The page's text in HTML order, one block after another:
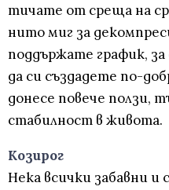
тичате от среща на
нито миг за
поддържате график,
да си създадете по-
донесе повече ползи,
стабилност в живота.
Козирог
Нека всички забавни